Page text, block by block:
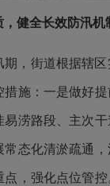
健全长效防汛机
期，街道根据辖
措施：一是做好
易涝路段、主次
态化清淤疏通，
点，强化点位管